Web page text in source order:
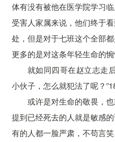
体有没有被他在医学院学习
受害人家属来说，他们终于
处，但是对于七班这个全部
更多的是对这条年轻生命的惋
就如同四哥在赵立志走
小伙子，怎么就犯法了呢？
或许是对生命的敬畏，
提到已经死去的人就是敏感
有的人都一脸严肃，不苟言